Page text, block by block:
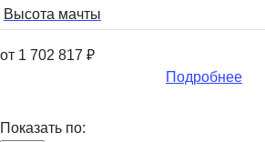
Высота мачты
от 1 702 817 ₽
Подробнее
Показать по: